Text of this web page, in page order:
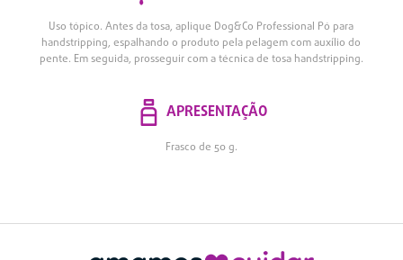
Uso tópico. Antes da tosa, aplique Dog&Co Professional Pó para
handstripping, espalhando o produto pela pelagem com auxílio do
pente. Em seguida, prosseguir com a técnica de tosa handstripping.
APRESENTAÇÃO
Frasco de 50 g.